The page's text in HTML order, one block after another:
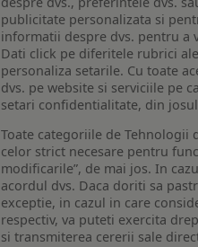
publicitate personalizata si
informatii despre dvs. pentru a
Dati click pe diferitele rubrici
personaliza setarile. Cu toate
dvs. pe website si serviciile pe
setari confidentialitate, din
Toate categoriile de Tehnologii
celor strict necesare pentru
modificarile”, de mai jos. In
acordul dvs. Daca doriti sa
exceptie, in cazul in care
respectiv, va puteti exercita
si transmiterea cererii sale